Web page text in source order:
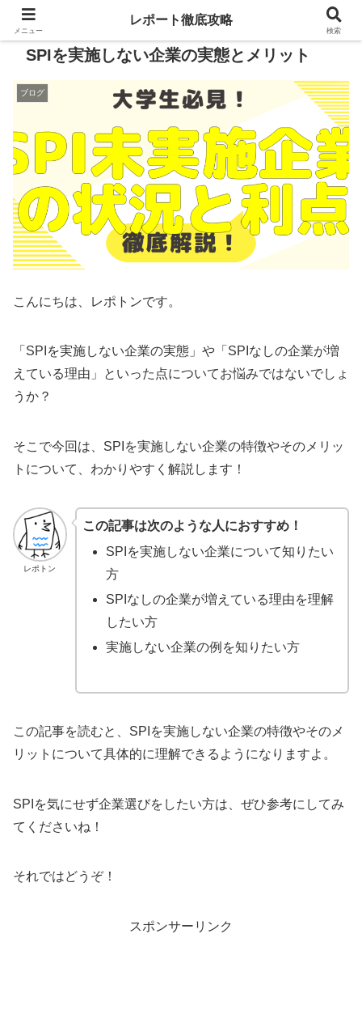
SPIを実施しない企業の実態とメリット
ブログ
こんにちは、レポトンです。
「SPIを実施しない企業の実態」や「SPIなしの企業が増
えている理由」といった点についてお悩みではないでしょ
うか？
そこで今回は、SPIを実施しない企業の特徴やそのメリッ
トについて、わかりやすく解説します！
レポトン
この記事は次のような人におすすめ！
SPIを実施しない企業について知りたい
方
SPIなしの企業が増えている理由を理解
したい方
実施しない企業の例を知りたい方
この記事を読むと、SPIを実施しない企業の特徴やそのメ
リットについて具体的に理解できるようになりますよ。
SPIを気にせず企業選びをしたい方は、ぜひ参考にしてみ
てくださいね！
それではどうぞ！
スポンサーリンク
メニュー
レポート徹底攻略
検索